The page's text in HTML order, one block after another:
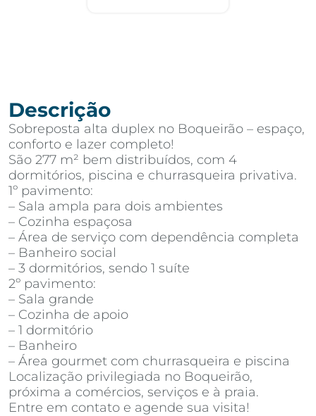
Descrição
Sobreposta alta duplex no Boqueirão – espaço,
conforto e lazer completo!
São 277 m² bem distribuídos, com 4
dormitórios, piscina e churrasqueira privativa.
1º pavimento:
– Sala ampla para dois ambientes
– Cozinha espaçosa
– Área de serviço com dependência completa
– Banheiro social
– 3 dormitórios, sendo 1 suíte
2º pavimento:
– Sala grande
– Cozinha de apoio
– 1 dormitório
– Banheiro
– Área gourmet com churrasqueira e piscina
Localização privilegiada no Boqueirão,
próxima a comércios, serviços e à praia.
Entre em contato e agende sua visita!